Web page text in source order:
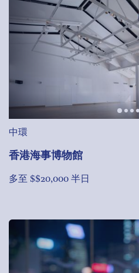
中環
香港海事博物館
多至 $$20,000 半日